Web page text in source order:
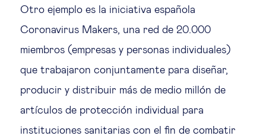
Otro ejemplo es la iniciativa española
Coronavirus Makers, una red de 20.000
miembros (empresas y personas individuales)
que trabajaron conjuntamente para diseñar,
producir y distribuir más de medio millón de
artículos de protección individual para
instituciones sanitarias con el fin de combatir